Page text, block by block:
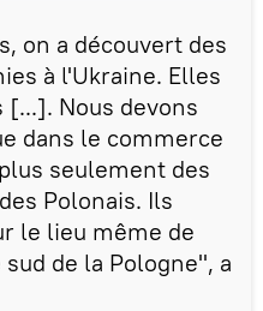
on a découvert des
à l'Ukraine. Elles
Nous devons
dans le commerce
seulement des
Polonais. Ils
le lieu même de
de la Pologne", a